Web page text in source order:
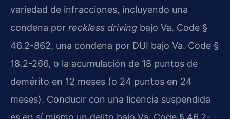
variedad de infracciones, incluyendo una
condena por reckless driving bajo Va. Code §
46.2-862, una condena por DUI bajo Va. Code §
18.2-266, o la acumulación de 18 puntos de
demérito en 12 meses (o 24 puntos en 24
meses). Conducir con una licencia suspendida